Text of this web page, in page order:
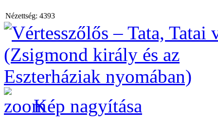
Nézettség: 4393
Kép nagyítása